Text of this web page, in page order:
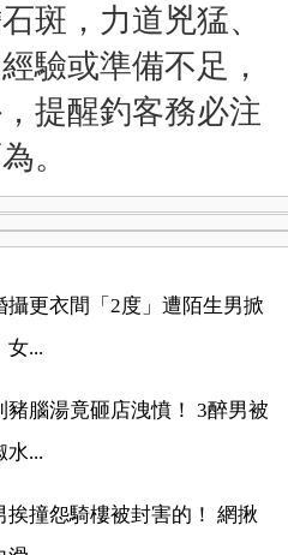
斑，力道兇猛、
驗或準備不足，
提醒釣客務必注
。
攝更衣間「2度」遭陌生男掀
...
豬腦湯竟砸店洩憤！ 3醉男被
水...
挨撞怨騎樓被封害的！ 網揪